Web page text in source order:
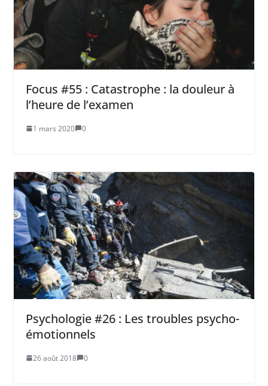
Focus #55 : Catastrophe : la douleur à
l’heure de l’examen
1 mars 2020 0
Psychologie #26 : Les troubles psycho-
émotionnels
26 août 2018 0